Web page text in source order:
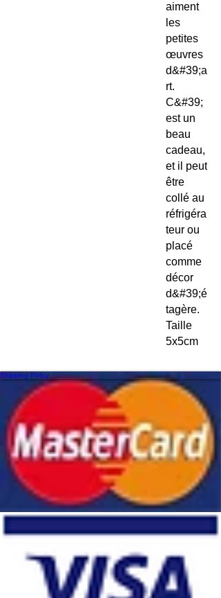
aiment
les
petites
œuvres
d&#39;a
rt.
C&#39;
est un
beau
cadeau,
et il peut
être
collé au
réfrigéra
teur ou
placé
comme
décor
d&#39;é
tagère.
Taille
5x5cm
Shipping Policy